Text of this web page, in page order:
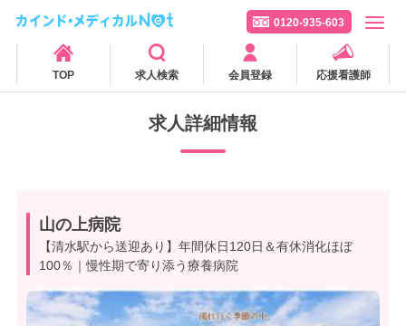
0120-935-603
TOP 求人検索 会員登録 応援看護師
求人詳細情報
山の上病院
【清水駅から送迎あり】年間休日120日＆有休消化ほぼ
100％｜慢性期で寄り添う療養病院